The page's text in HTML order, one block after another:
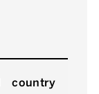
country